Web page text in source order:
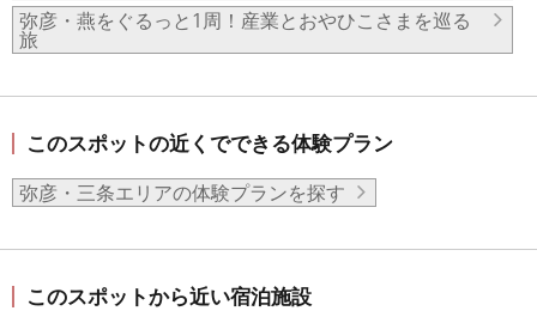
弥彦・燕をぐるっと1周！産業とおやひこさまを巡る
旅
このスポットの近くでできる体験プラン
弥彦・三条エリアの体験プランを探す
このスポットから近い宿泊施設